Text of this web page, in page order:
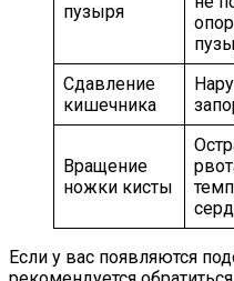
пузыря
Сдавление
кишечника
Вращение
ножки кисты
Если у вас появляются